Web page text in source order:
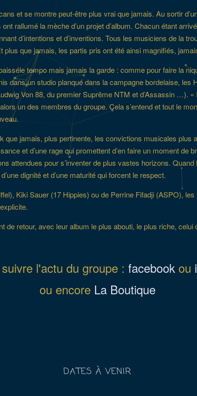
et se montre peut-être plus vrai que jamais. Au sortir
rallumé la mèche d’un projet d’album. Chacun étant
d’intentions et d’inventions. Tous les musiciens de la
que jamais, les partis pris ont été ainsi magnifiés,
tempo mais jamais la garde : comme pour faire la
dans un studio planqué dans la campagne bordelaise, les
Von 88, du premier Suprême NTM et d’Assassin …).
un des membres du groupe. Cela s’entend et tout le
que jamais, plus pertinente, les convictions musicales plus
et d’une rage qui promettent d’en faire un moment
attendues pour s’inventer de plus vastes horizons.
dignité et d’une maturité qui forcent le respect.
Kiki Sauer (17 Hippies) ou de Perrine Fifadji (ASPO),
retour, avec leur album le plus abouti, le plus riche, celui
l'actu du groupe : facebook ou
ou encore La Boutique
DATES À VENIR